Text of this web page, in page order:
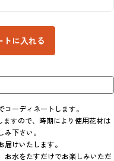
トに入れる
ーディネートします。
ますので、時期により使用花材は
下さい。
けいたします。
お水をたすだけでお楽しみいただ